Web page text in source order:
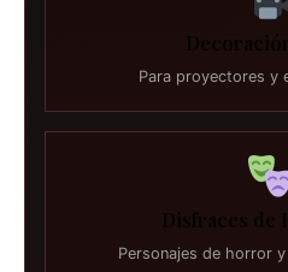
Para proyectores y
Disfraces de
Personajes de horror